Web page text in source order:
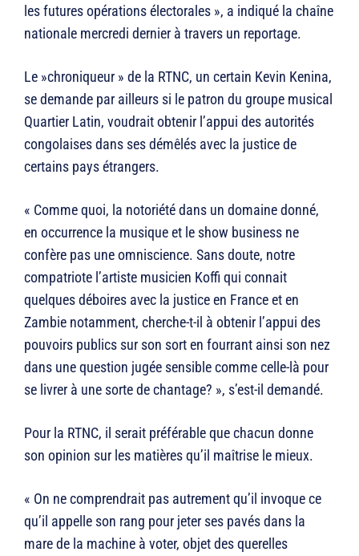
les futures opérations électorales », a indiqué la chaîne
nationale mercredi dernier à travers un reportage.
Le »chroniqueur » de la RTNC, un certain Kevin Kenina,
se demande par ailleurs si le patron du groupe musical
Quartier Latin, voudrait obtenir l’appui des autorités
congolaises dans ses démêlés avec la justice de
certains pays étrangers.
« Comme quoi, la notoriété dans un domaine donné,
en occurrence la musique et le show business ne
confère pas une omniscience. Sans doute, notre
compatriote l’artiste musicien Koffi qui connait
quelques déboires avec la justice en France et en
Zambie notamment, cherche-t-il à obtenir l’appui des
pouvoirs publics sur son sort en fourrant ainsi son nez
dans une question jugée sensible comme celle-là pour
se livrer à une sorte de chantage? », s’est-il demandé.
Pour la RTNC, il serait préférable que chacun donne
son opinion sur les matières qu’il maîtrise le mieux.
« On ne comprendrait pas autrement qu’il invoque ce
qu’il appelle son rang pour jeter ses pavés dans la
mare de la machine à voter, objet des querelles